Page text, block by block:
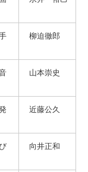
柳迫徹郎
山本崇史
近藤公久
向井正和